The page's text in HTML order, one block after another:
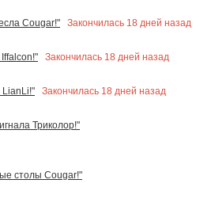
Cougar!"
Закончилась 18 дней назад
Закончилась 18 дней назад
Закончилась 18 дней назад
Триколор!"
столы Cougar!"